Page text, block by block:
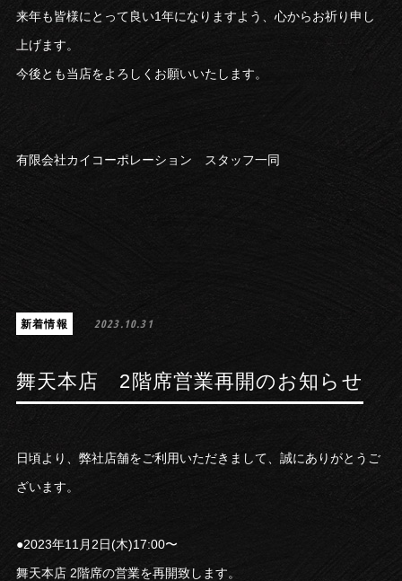
来年も皆様にとって良い1年になりますよう、心からお祈り申し
上げます。
今後とも当店をよろしくお願いいたします。
有限会社カイコーポレーション スタッフ一同
新着情報 2023.10.31
舞天本店 2階席営業再開のお知らせ
日頃より、弊社店舗をご利用いただきまして、誠にありがとうご
ざいます。
●2023年11月2日(木)17:00〜
舞天本店 2階席の営業を再開致します。